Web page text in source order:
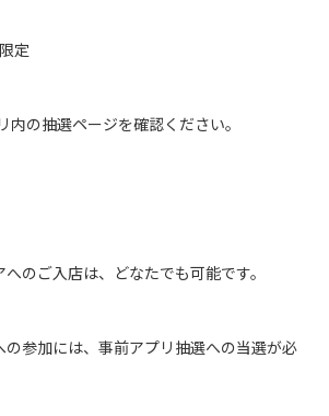
定
の抽選ページを確認ください。
のご入店は、どなたでも可能です。
参加には、事前アプリ抽選への当選が必